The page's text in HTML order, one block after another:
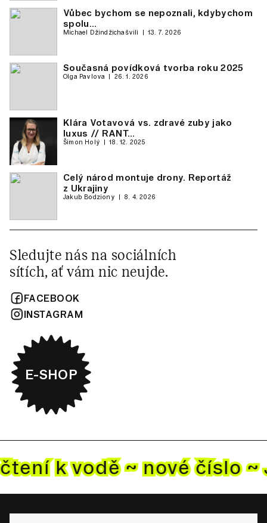
Vůbec bychom se nepoznali, kdybychom
spolu…
Michael Džindžichašvili 13. 7. 2026
Současná povídková tvorba roku 2025
Olga Pavlova 26. 1. 2026
Klára Votavová vs. zdravé zuby jako
luxus // RANT…
Šimon Holý 18. 12. 2025
Celý národ montuje drony. Reportáž
z Ukrajiny
Jakub Bodziony 8. 4. 2026
Sledujte nás na sociálních
sítích, ať vám nic neujde.
FACEBOOK
INSTAGRAM
E-SHOP
čtení k vodě ~ novéčíslo ~